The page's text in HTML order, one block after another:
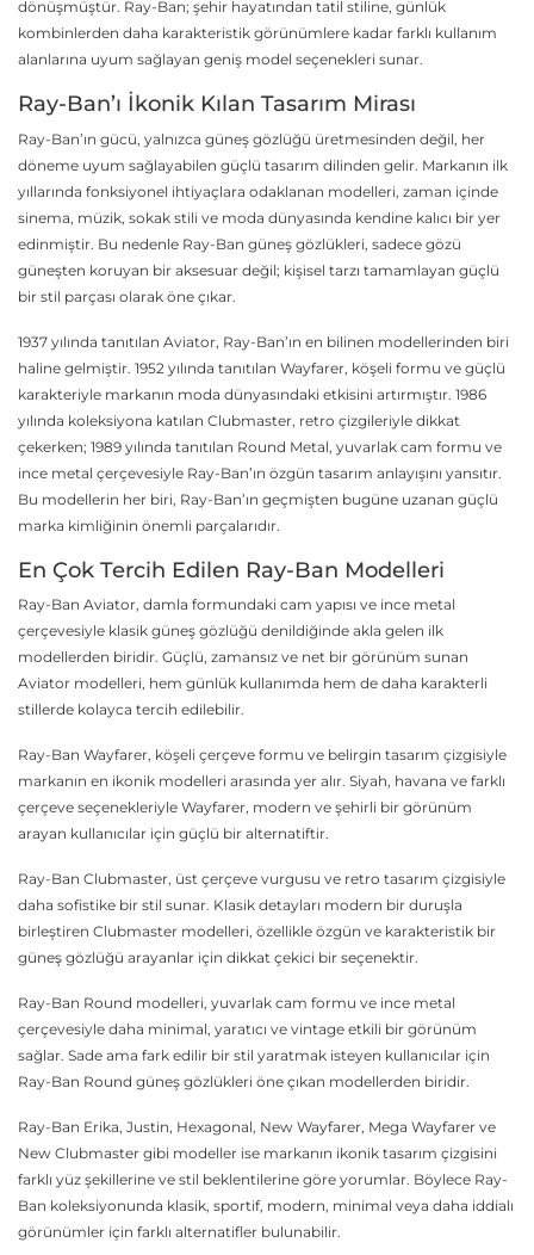
dönüşmüştür. Ray-Ban; şehir hayatından tatil stiline, günlük
kombinlerden daha karakteristik görünümlere kadar farklı kullanım
alanlarına uyum sağlayan geniş model seçenekleri sunar.
Ray-Ban’ı İkonik Kılan Tasarım Mirası
Ray-Ban’ın gücü, yalnızca güneş gözlüğü üretmesinden değil, her
döneme uyum sağlayabilen güçlü tasarım dilinden gelir. Markanın ilk
yıllarında fonksiyonel ihtiyaçlara odaklanan modelleri, zaman içinde
sinema, müzik, sokak stili ve moda dünyasında kendine kalıcı bir yer
edinmiştir. Bu nedenle Ray-Ban güneş gözlükleri, sadece gözü
güneşten koruyan bir aksesuar değil; kişisel tarzı tamamlayan güçlü
bir stil parçası olarak öne çıkar.
1937 yılında tanıtılan Aviator, Ray-Ban’ın en bilinen modellerinden biri
haline gelmiştir. 1952 yılında tanıtılan Wayfarer, köşeli formu ve güçlü
karakteriyle markanın moda dünyasındaki etkisini artırmıştır. 1986
yılında koleksiyona katılan Clubmaster, retro çizgileriyle dikkat
çekerken; 1989 yılında tanıtılan Round Metal, yuvarlak cam formu ve
ince metal çerçevesiyle Ray-Ban’ın özgün tasarım anlayışını yansıtır.
Bu modellerin her biri, Ray-Ban’ın geçmişten bugüne uzanan güçlü
marka kimliğinin önemli parçalarıdır.
En Çok Tercih Edilen Ray-Ban Modelleri
Ray-Ban Aviator, damla formundaki cam yapısı ve ince metal
çerçevesiyle klasik güneş gözlüğü denildiğinde akla gelen ilk
modellerden biridir. Güçlü, zamansız ve net bir görünüm sunan
Aviator modelleri, hem günlük kullanımda hem de daha karakterli
stillerde kolayca tercih edilebilir.
Ray-Ban Wayfarer, köşeli çerçeve formu ve belirgin tasarım çizgisiyle
markanın en ikonik modelleri arasında yer alır. Siyah, havana ve farklı
çerçeve seçenekleriyle Wayfarer, modern ve şehirli bir görünüm
arayan kullanıcılar için güçlü bir alternatiftir.
Ray-Ban Clubmaster, üst çerçeve vurgusu ve retro tasarım çizgisiyle
daha sofistike bir stil sunar. Klasik detayları modern bir duruşla
birleştiren Clubmaster modelleri, özellikle özgün ve karakteristik bir
güneş gözlüğü arayanlar için dikkat çekici bir seçenektir.
Ray-Ban Round modelleri, yuvarlak cam formu ve ince metal
çerçevesiyle daha minimal, yaratıcı ve vintage etkili bir görünüm
sağlar. Sade ama fark edilir bir stil yaratmak isteyen kullanıcılar için
Ray-Ban Round güneş gözlükleri öne çıkan modellerden biridir.
Ray-Ban Erika, Justin, Hexagonal, New Wayfarer, Mega Wayfarer ve
New Clubmaster gibi modeller ise markanın ikonik tasarım çizgisini
farklı yüz şekillerine ve stil beklentilerine göre yorumlar. Böylece Ray-
Ban koleksiyonunda klasik, sportif, modern, minimal veya daha iddialı
görünümler için farklı alternatifler bulunabilir.